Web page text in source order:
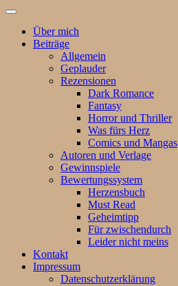
Suchfeld
ein-/ausblenden
Über mich
Beiträge
Allgemein
Geplauder
Rezensionen
Dark Romance
Fantasy
Horror und Thriller
Was fürs Herz
Comics und Mangas
Autoren und Verlage
Gewinnspiele
Bewertungssystem
Herzensbuch
Must Read
Geheimtipp
Für zwischendurch
Leider nicht meins
Kontakt
Impressum
Datenschutzerklärung